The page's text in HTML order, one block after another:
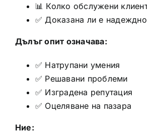
📊 Колко обслужени
✅ Доказана ли е
Дълъг опит означава:
✅ Натрупани умения
✅ Решавани проблеми
✅ Изградена репутация
✅ Оцеляване на пазара
Ние: